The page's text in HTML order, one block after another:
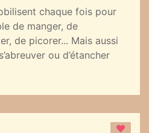
chaque fois pour
de manger, de
de picorer... Mais aussi
ou d’étancher